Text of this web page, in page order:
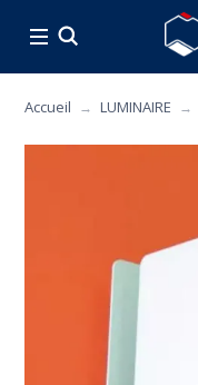
Accueil LUMINAIRE